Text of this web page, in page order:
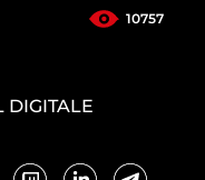
10757
DIGITALE